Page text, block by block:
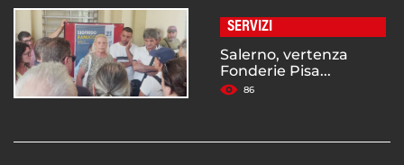
SERVIZI
Salerno, vertenza
Fonderie Pisa...
86